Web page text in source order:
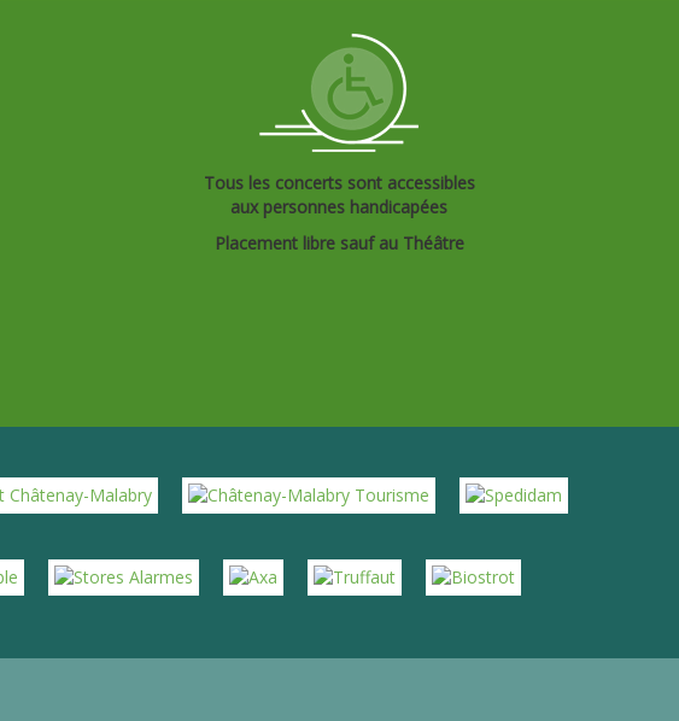
Tous les concerts sont accessibles
aux personnes handicapées
Placement libre sauf au Théâtre